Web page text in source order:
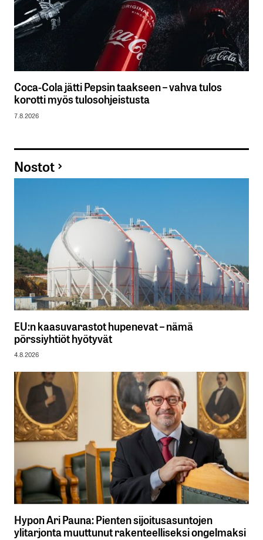
Coca-Cola jätti Pepsin taakseen – vahva tulos
korotti myös tulosohjeistusta
7.8.2026
Nostot
EU:n kaasuvarastot hupenevat – nämä
pörssiyhtiöt hyötyvät
4.8.2026
Hypon Ari Pauna: Pienten sijoitusasuntojen
ylitarjonta muuttunut rakenteelliseksi ongelmaksi